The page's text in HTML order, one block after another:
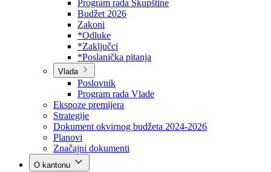
Skupština
Poslovnik
Program rada Skupštine
Budžet 2026
Zakoni
*Odluke
*Zaključci
*Poslanička pitanja
Vlada
Poslovnik
Program rada Vlade
Ekspoze premijera
Strategije
Dokument okvirnog budžeta 2024-2026
Planovi